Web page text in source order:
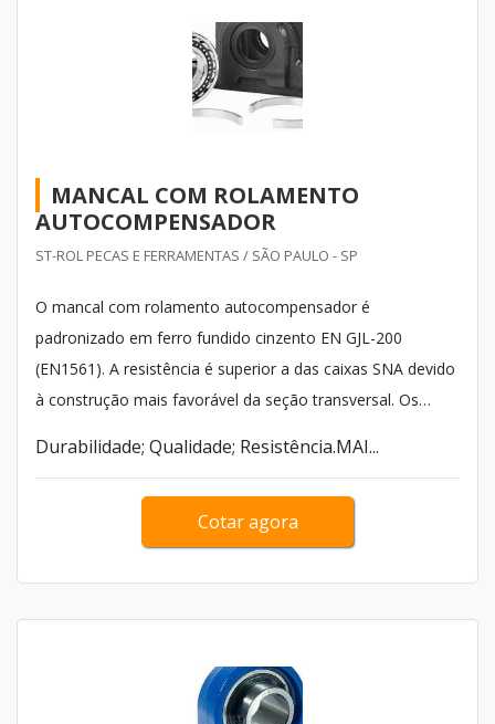
MANCAL COM ROLAMENTO
AUTOCOMPENSADOR
ST-ROL PECAS E FERRAMENTAS / SÃO PAULO - SP
O mancal com rolamento autocompensador é
padronizado em ferro fundido cinzento EN GJL-200
(EN1561). A resistência é superior a das caixas SNA devido
à construção mais favorável da seção transversal. Os
na tabela de carga de ruptura. Além disso, o produto
Durabilidade; Qualidade; Resistência.MAI...
Cotar agora